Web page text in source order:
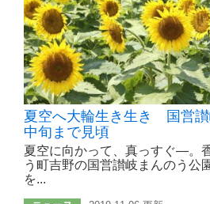
夏空へ大輪生き生き 国営
中旬まで見頃
夏空に向かって、真っすぐ―。
う町吉野の国営讃岐まんのう公
を...